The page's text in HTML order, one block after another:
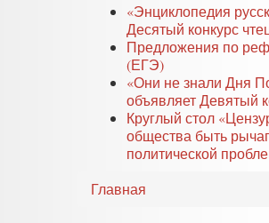
«Энциклопедия
Десятый конкурс
Предложения по
(ЕГЭ)
«Они не знали Дня
объявляет Девятый
Круглый стол
общества быть
политической
Главная